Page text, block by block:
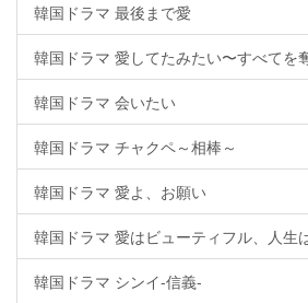
韓国ドラマ 最後まで愛
韓国ドラマ 愛してたみたい〜すべてを
韓国ドラマ 会いたい
韓国ドラマ チャクペ～相棒～
韓国ドラマ 愛よ、お願い
韓国ドラマ 愛はビューティフル、人生
韓国ドラマ シンイ-信義-